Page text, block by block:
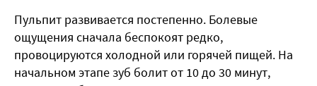
Пульпит развивается постепенно. Болевые
ощущения сначала беспокоят редко,
провоцируются холодной или горячей пищей. На
начальном этапе зуб болит от 10 до 30 минут,